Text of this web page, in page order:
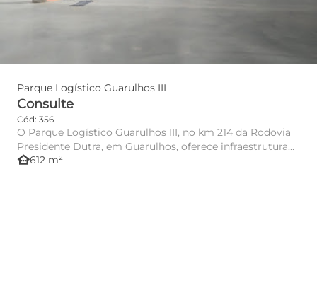
Parque Logístico Guarulhos III
Consulte
Cód: 356
O Parque Logístico Guarulhos III, no km 214 da Rodovia
Presidente Dutra, em Guarulhos, oferece infraestrutura
de alto ...
other_houses612 m²